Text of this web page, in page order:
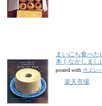
まいにち食べ
本 [ なかしまし
posted with カエレ
楽天市場